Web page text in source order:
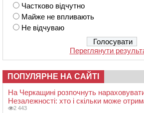
Частково відчутно
Майже не впливають
Не відчуваю
Переглянути
ПОПУЛЯРНЕ НА САЙТІ
На Черкащині розпочнуть
Незалежності: хто і скільки може
2 443